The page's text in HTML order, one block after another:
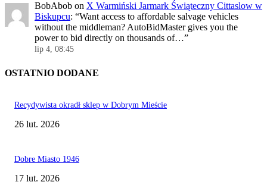
BobAbob on X Warmiński Jarmark Świąteczny Cittaslow w
Biskupcu: “Want access to affordable salvage vehicles
without the middleman? AutoBidMaster gives you the
power to bid directly on thousands of…”
lip 4, 08:45
OSTATNIO DODANE
Recydywista okradł sklep w Dobrym Mieście
26 lut. 2026
Dobre Miasto 1946
17 lut. 2026